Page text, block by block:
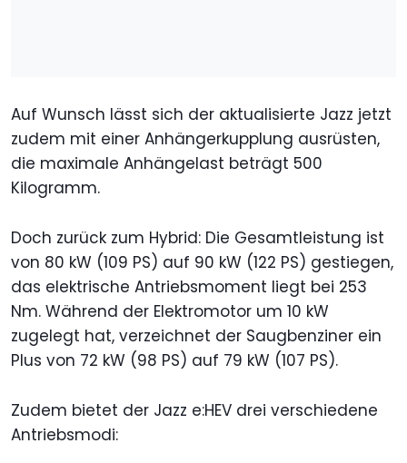
Auf Wunsch lässt sich der aktualisierte Jazz jetzt
zudem mit einer Anhängerkupplung ausrüsten,
die maximale Anhängelast beträgt 500
Kilogramm.
Doch zurück zum Hybrid: Die Gesamtleistung ist
von 80 kW (109 PS) auf 90 kW (122 PS) gestiegen,
das elektrische Antriebsmoment liegt bei 253
Nm. Während der Elektromotor um 10 kW
zugelegt hat, verzeichnet der Saugbenziner ein
Plus von 72 kW (98 PS) auf 79 kW (107 PS).
Zudem bietet der Jazz e:HEV drei verschiedene
Antriebsmodi: